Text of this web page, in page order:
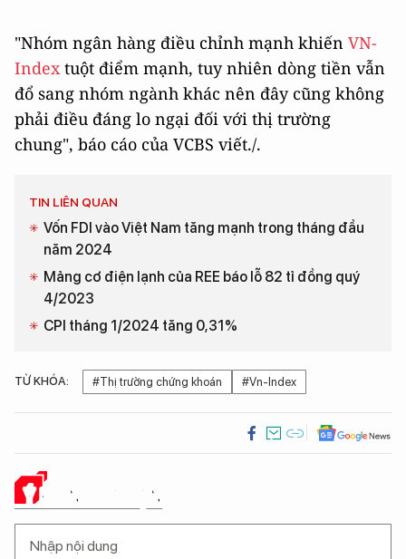
"Nhóm ngân hàng điều chỉnh mạnh khiến VN-
Index tuột điểm mạnh, tuy nhiên dòng tiền vẫn
đổ sang nhóm ngành khác nên đây cũng không
phải điều đáng lo ngại đối với thị trường
chung", báo cáo của VCBS viết./.
TIN LIÊN QUAN
Vốn FDI vào Việt Nam tăng mạnh trong tháng đầu
năm 2024
Mảng cơ điện lạnh của REE báo lỗ 82 tỉ đồng quý
4/2023
CPI tháng 1/2024 tăng 0,31%
TỪ KHÓA: #Thị trường chứng khoán #Vn-Index
Ý KIẾN CỦA BẠN